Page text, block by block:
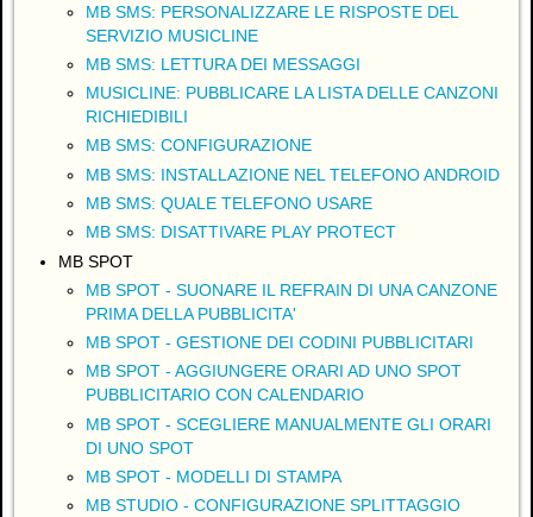
MB SMS: PERSONALIZZARE LE RISPOSTE DEL
SERVIZIO MUSICLINE
MB SMS: LETTURA DEI MESSAGGI
MUSICLINE: PUBBLICARE LA LISTA DELLE CANZONI
RICHIEDIBILI
MB SMS: CONFIGURAZIONE
MB SMS: INSTALLAZIONE NEL TELEFONO ANDROID
MB SMS: QUALE TELEFONO USARE
MB SMS: DISATTIVARE PLAY PROTECT
MB SPOT
MB SPOT - SUONARE IL REFRAIN DI UNA CANZONE
PRIMA DELLA PUBBLICITA'
MB SPOT - GESTIONE DEI CODINI PUBBLICITARI
MB SPOT - AGGIUNGERE ORARI AD UNO SPOT
PUBBLICITARIO CON CALENDARIO
MB SPOT - SCEGLIERE MANUALMENTE GLI ORARI
DI UNO SPOT
MB SPOT - MODELLI DI STAMPA
MB STUDIO - CONFIGURAZIONE SPLITTAGGIO